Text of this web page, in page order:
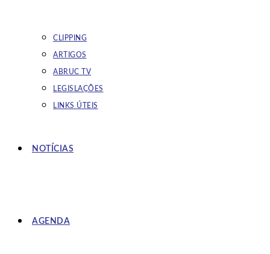
CLIPPING
ARTIGOS
ABRUC TV
LEGISLAÇÕES
LINKS ÚTEIS
NOTÍCIAS
AGENDA